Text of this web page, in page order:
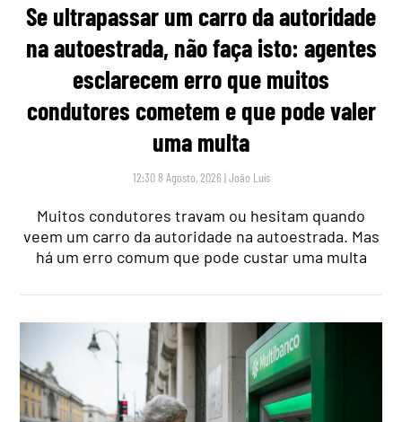
Se ultrapassar um carro da autoridade
na autoestrada, não faça isto: agentes
esclarecem erro que muitos
condutores cometem e que pode valer
uma multa
12:30 8 Agosto, 2026 |João Luís
Muitos condutores travam ou hesitam quando
veem um carro da autoridade na autoestrada. Mas
há um erro comum que pode custar uma multa